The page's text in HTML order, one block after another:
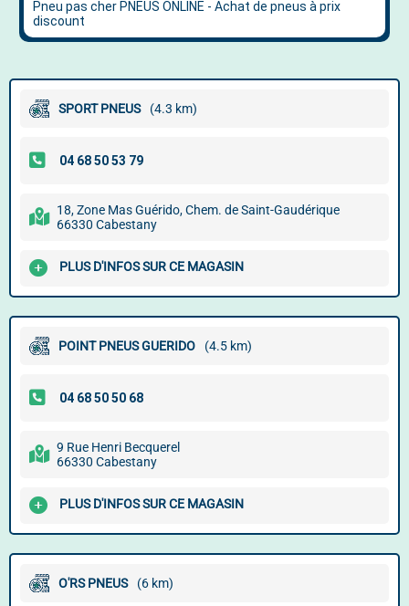
SPORT PNEUS (4.3 km)
18, Zone Mas Guérido, Chem. de Saint-Gaudérique
66330 Cabestany
PLUS D'INFOS SUR CE MAGASIN
POINT PNEUS GUERIDO (4.5 km)
9 Rue Henri Becquerel
66330 Cabestany
PLUS D'INFOS SUR CE MAGASIN
O'RS PNEUS (6 km)